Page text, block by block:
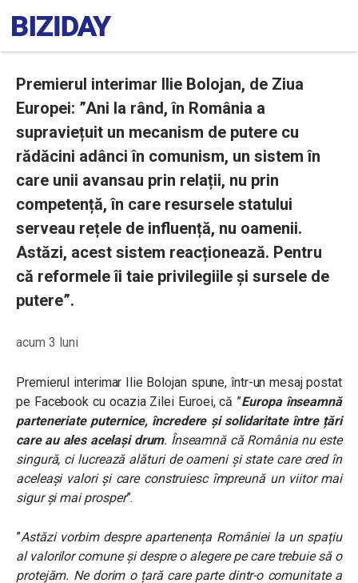
Premierul interimar Ilie Bolojan, de Ziua
Europei: ”Ani la rând, în România a
supraviețuit un mecanism de putere cu
rădăcini adânci în comunism, un sistem în
care unii avansau prin relații, nu prin
competență, în care resursele statului
serveau rețele de influență, nu oamenii.
Astăzi, acest sistem reacționează. Pentru
că reformele îi taie privilegiile și sursele de
putere”.
acum 3 luni
Premierul interimar Ilie Bolojan spune, într-un mesaj postat
pe Facebook cu ocazia Zilei Euroei, că ”Europa înseamnă
parteneriate puternice, încredere și solidaritate între țări
care au ales același drum. Înseamnă că România nu este
singură, ci lucrează alături de oameni și state care cred în
aceleași valori și care construiesc împreună un viitor mai
sigur și mai prosper”.
”Astăzi vorbim despre apartenența României la un spațiu
al valorilor comune și despre o alegere pe care trebuie să o
protejăm. Ne dorim o țară care parte dintr-o comunitate a